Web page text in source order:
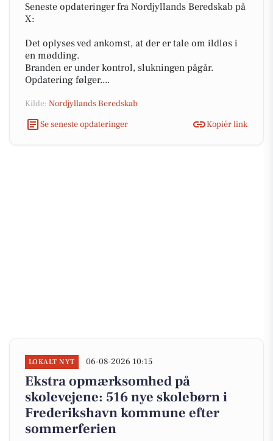
Seneste opdateringer fra Nordjyllands Beredskab på
X:
Det oplyses ved ankomst, at der er tale om ildløs i
en mødding.
Branden er under kontrol, slukningen pågår.
Opdatering følger....
Kilde: Nordjyllands Beredskab
Se seneste opdateringer
Kopiér link
LOKALT NYT 06-08-2026 10:15
Ekstra opmærksomhed på
skolevejene: 516 nye skolebørn i
Frederikshavn kommune efter
sommerferien